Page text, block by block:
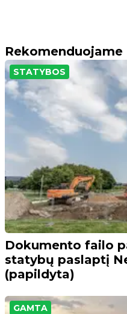
Rekomenduojame
STATYBOS
Dokumento failo
statybų paslaptį
(papildyta)
GAMTA